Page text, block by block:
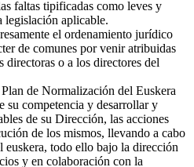
faltas tipificadas como leves y
legislación aplicable.
el ordenamiento jurídico
de comunes por venir atribuidas
directoras o a los directores del
de Normalización del Euskera
su competencia y desarrollar y
de su Dirección, las acciones
de los mismos, llevando a cabo
euskera, todo ello bajo la dirección
y en colaboración con la